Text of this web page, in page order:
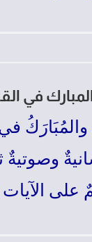
في
وصوتيةٌ
على